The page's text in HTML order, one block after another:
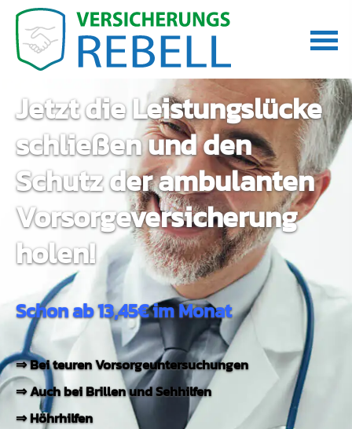
Jetzt die Leistungslücke
schließen und den
Schutz der ambulanten
Vorsorgeversicherung
holen!
Schon ab 13,45€ im Monat
⇒ Bei teuren Vorsorgeuntersuchungen
⇒ Auch bei Brillen und Sehhilfen
⇒ Höhrhilfen
Jetzt KFZ-Vergleich anfordern